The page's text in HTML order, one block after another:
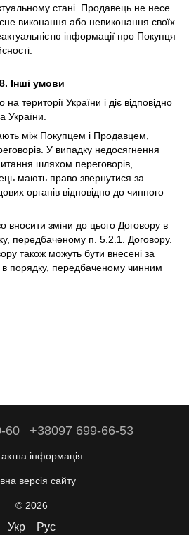
стані. Продавець не несе
виконання або невиконання своїх
інформації про Покупця
8. Інші умови
території України і діє відповідно
України.
між Покупцем і Продавцем,
У випадку недосягнення
шляхом переговорів,
мають право звернутися за
органів відповідно до чинного
зміни до цього Договору в
передбаченому п. 5.2.1. Договору.
також можуть бути внесені за
порядку, передбаченому чинним
60 +38097 699-66-53
інформація
версія сайту
© 2026
Укр Рус